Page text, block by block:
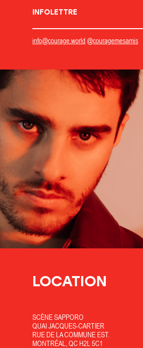
INFOLETTRE
info@courage.world @couragemesamis
LOCATION
SCÈNE SAPPORO
QUAI JACQUES-CARTIER
RUE DE LA COMMUNE EST.
MONTRÉAL, QC H2L 5C1